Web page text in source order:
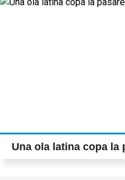
Una ola latina copa la